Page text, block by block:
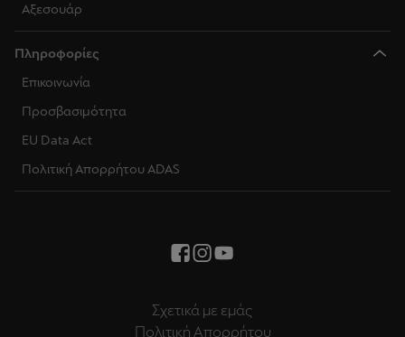
Αξεσουάρ
Πληροφορίες
Επικοινωνία
Προσβασιμότητα
EU Data Act
Πολιτική Απορρήτου ADAS
Σχετικά με εμάς
Πολιτική Απορρήτου